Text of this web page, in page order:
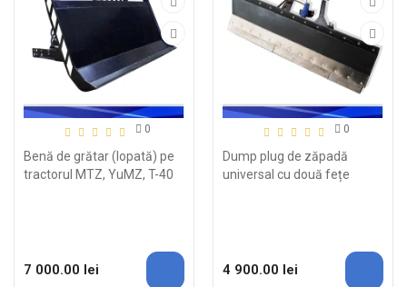
0
Benă de grătar (lopată) pe
tractorul MTZ, YuMZ, T-40
7 000.00 lei
0
Dump plug de zăpadă
universal cu două fețe
4 900.00 lei